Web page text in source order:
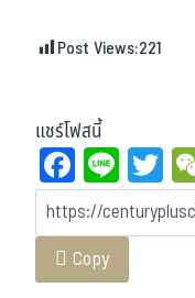
Post Views:221
แชร์โฟสนี้
Fa
ce
bo
ok
Li
ne
T
wi
tt
Copy